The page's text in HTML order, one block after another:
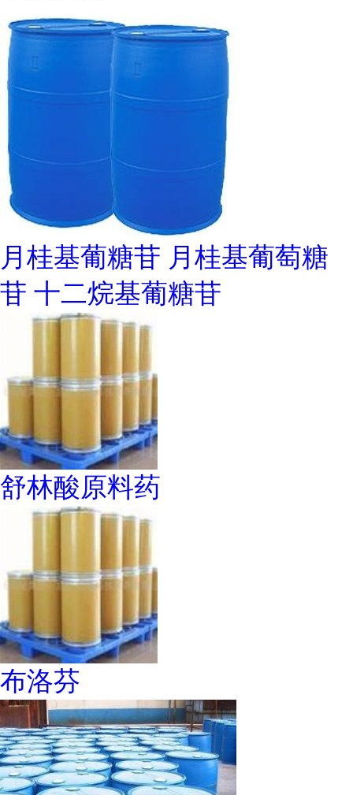
月桂基葡糖苷 月桂基葡萄糖
苷 十二烷基葡糖苷
舒林酸原料药
布洛芬